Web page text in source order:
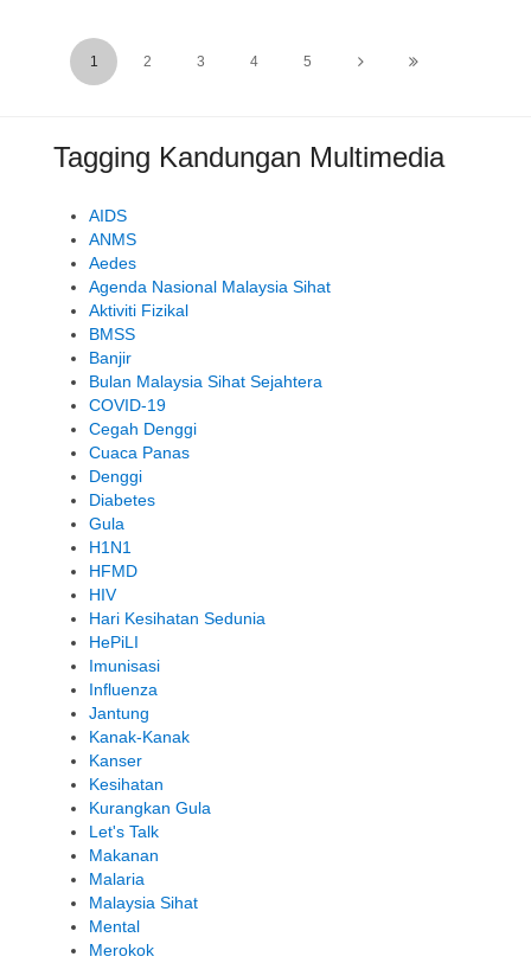
1 2 3 4 5
Tagging Kandungan Multimedia
AIDS
ANMS
Aedes
Agenda Nasional Malaysia Sihat
Aktiviti Fizikal
BMSS
Banjir
Bulan Malaysia Sihat Sejahtera
COVID-19
Cegah Denggi
Cuaca Panas
Denggi
Diabetes
Gula
H1N1
HFMD
HIV
Hari Kesihatan Sedunia
HePiLI
Imunisasi
Influenza
Jantung
Kanak-Kanak
Kanser
Kesihatan
Kurangkan Gula
Let's Talk
Makanan
Malaria
Malaysia Sihat
Mental
Merokok